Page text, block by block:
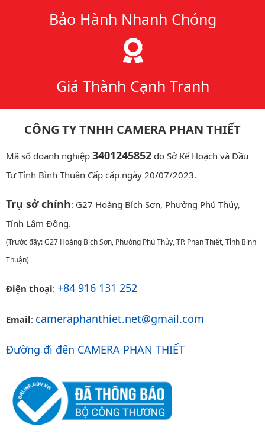
Bảo Hành Nhanh Chóng
Giá Thành Cạnh Tranh
CÔNG TY TNHH CAMERA PHAN THIẾT
Mã số doanh nghiệp 3401245852 do Sở Kế Hoạch và Đầu
Tư Tỉnh Bình Thuận Cấp cấp ngày 20/07/2023.
Trụ sở chính: G27 Hoàng Bích Sơn, Phường Phú Thủy,
Tỉnh Lâm Đồng.
(Trước đây: G27 Hoàng Bích Sơn, Phường Phú Thủy, TP. Phan Thiết, Tỉnh Bình
Thuận)
Điện thoại: +84 916 131 252
Email: cameraphanthiet.net@gmail.com
Đường đi đến CAMERA PHAN THIẾT